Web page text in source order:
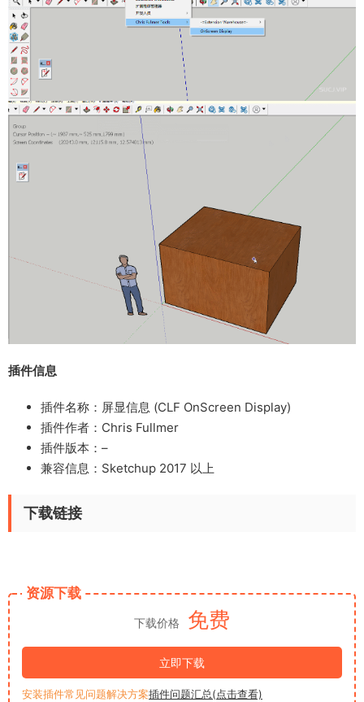
插件信息
插件名称：屏显信息 (CLF OnScreen Display)
插件作者： Chris Fullmer
插件版本：–
兼容信息：Sketchup 2017 以上
下载链接
资源下载
下载价格 免费
立即下载
安装插件常见问题解决方案插件问题汇总(点击查看)